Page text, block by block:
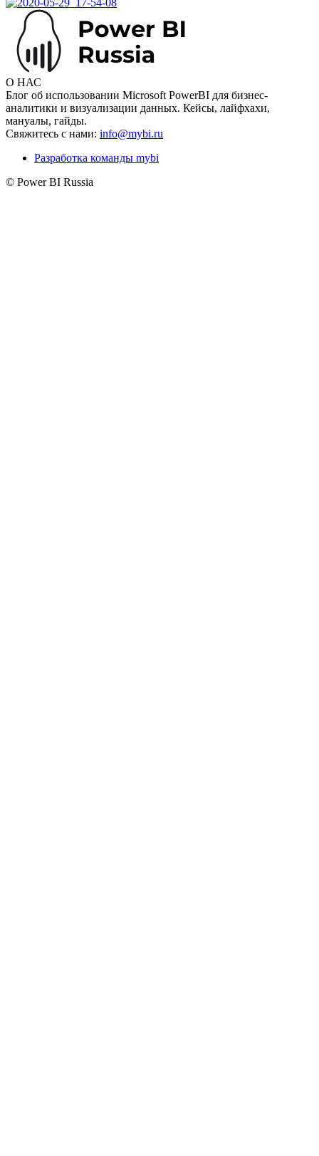
О НАС
Блог об использовании Microsoft PowerBI для бизнес-
аналитики и визуализации данных. Кейсы, лайфхахи,
мануалы, гайды.
Свяжитесь с нами: info@mybi.ru
Разработка команды mybi
© Power BI Russia